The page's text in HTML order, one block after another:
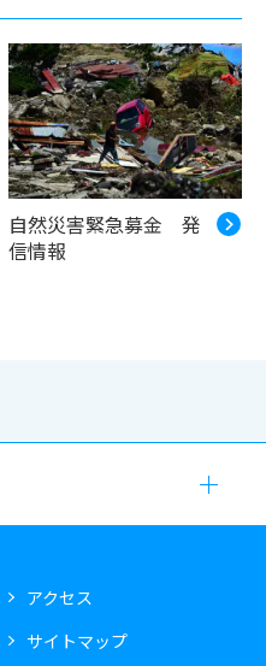
自然災害緊急募金 発
信情報
アクセス
サイトマップ